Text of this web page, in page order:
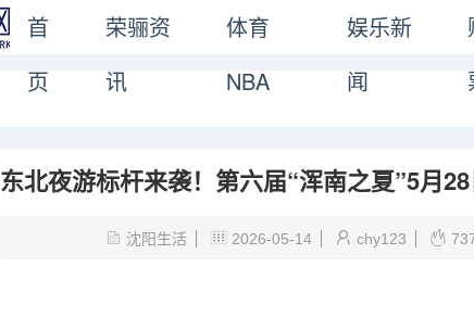
首
页
荣骊资
讯
体育
NBA
娱乐新
闻
东北夜游标杆来袭！第六届“浑南之夏”5月
沈阳生活 2026-05-14 chy123